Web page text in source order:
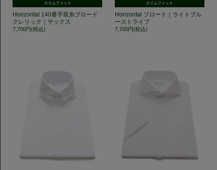
スリムフィット
Horizontal 140番手双糸ブロード
クレリック｜サックス
7,700円(税込)
スリムフィット
Horizontal ブロード｜ライトブル
ーストライプ
7,700円(税込)